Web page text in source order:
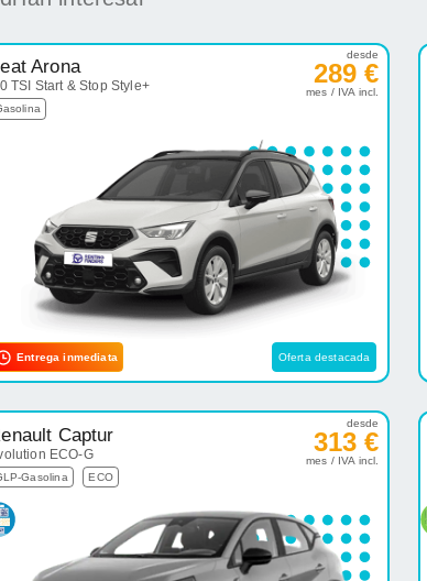
Arona
TSI Start & Stop Style+
desde
289 €
mes / IVA incl.
Entrega inmediata Oferta destacada
Captur
ECO-G
Gasolina ECO
desde
313 €
mes / IVA incl.